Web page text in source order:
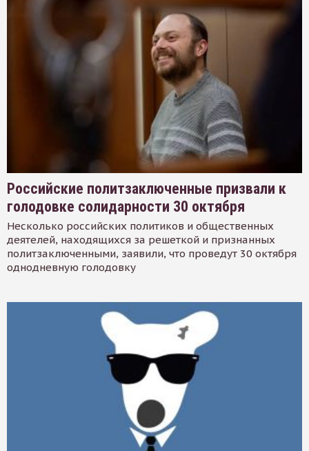
Российские политзаключенные призвали к
голодовке солидарности 30 октября
Несколько российских политиков и общественных
деятелей, находящихся за решеткой и признанных
политзаключенными, заявили, что проведут 30 октября
однодневную голодовку